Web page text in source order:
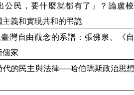
公民，要什麼就都有了」？論盧
主義和實現共和的弔詭
灣自由觀念的系譜：張佛泉、《
儒家
代的民主與法律──哈伯瑪斯政治思